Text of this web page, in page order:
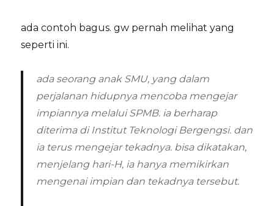
ada contoh bagus. gw pernah melihat yang
seperti ini.
ada seorang anak SMU, yang dalam
perjalanan hidupnya mencoba mengejar
impiannya melalui SPMB. ia berharap
diterima di Institut Teknologi Bergengsi. dan
ia terus mengejar tekadnya. bisa dikatakan,
menjelang hari-H, ia hanya memikirkan
mengenai impian dan tekadnya tersebut.